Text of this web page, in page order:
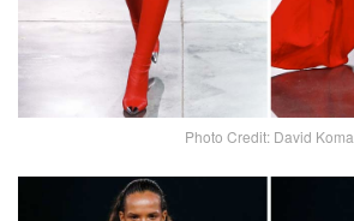
Photo Credit: David Koma